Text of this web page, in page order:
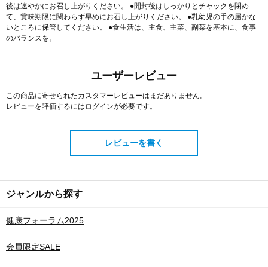
後は速やかにお召し上がりください。 ●開封後はしっかりとチャックを閉め
て、賞味期限に関わらず早めにお召し上がりください。 ●乳幼児の手の届かな
いところに保管してください。 ●食生活は、主食、主菜、副菜を基本に、食事
のバランスを。
ユーザーレビュー
この商品に寄せられたカスタマーレビューはまだありません。
レビューを評価するには ログインが必要です。
レビューを書く
ジャンルから探す
健康フォーラム2025
会員限定SALE